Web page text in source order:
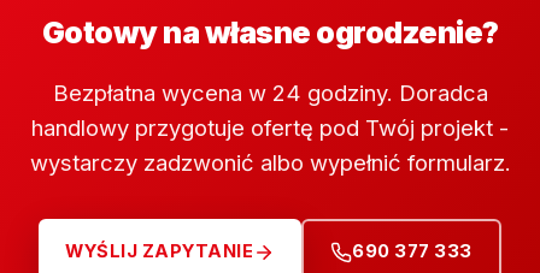
Gotowy na własne ogrodzenie?
Bezpłatna wycena w 24 godziny. Doradca
handlowy przygotuje ofertę pod Twój projekt -
wystarczy zadzwonić albo wypełnić formularz.
WYŚLIJ ZAPYTANIE 690 377 333